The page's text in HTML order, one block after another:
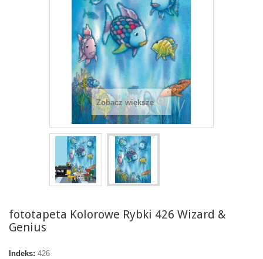
Zobacz większe
fototapeta Kolorowe Rybki 426 Wizard &
Genius
Indeks: 426